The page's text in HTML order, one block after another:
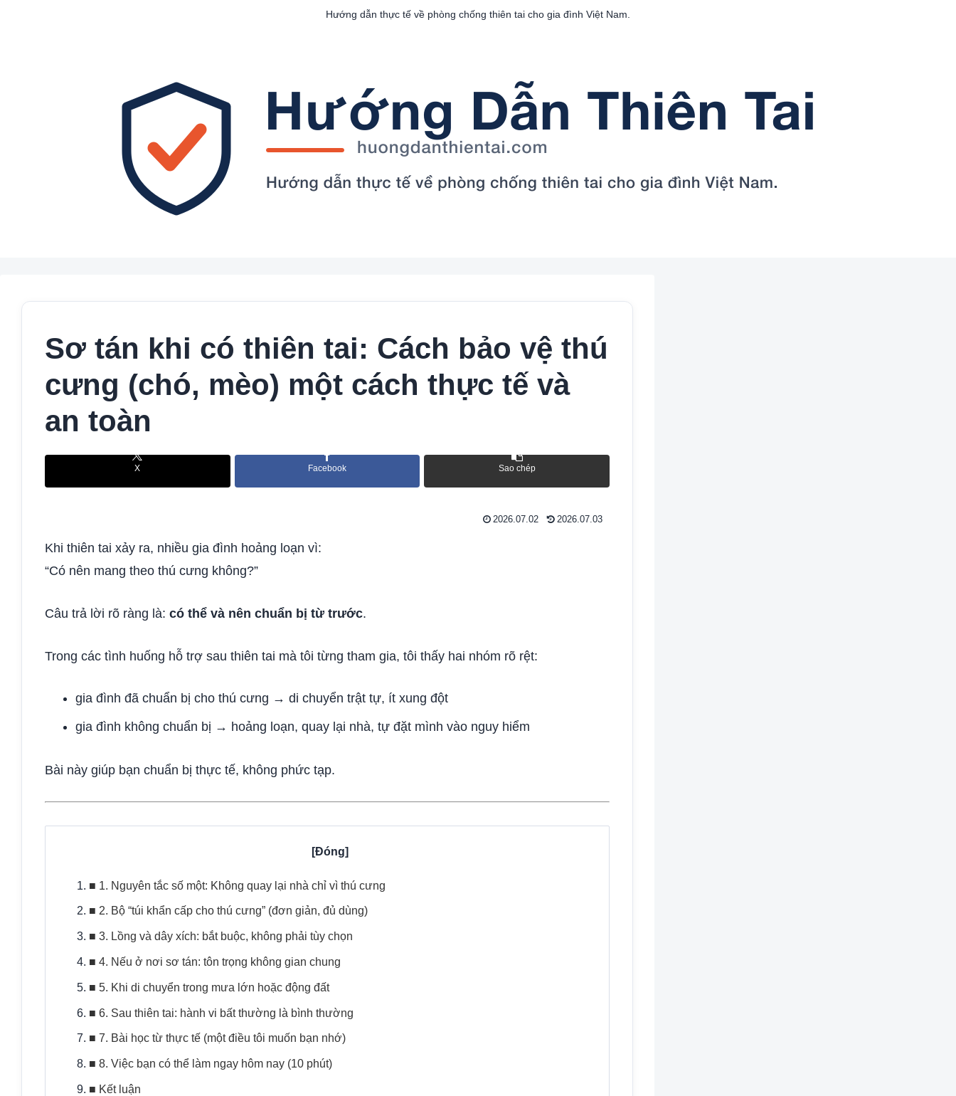
Hướng dẫn thực tế về phòng chống thiên tai cho gia đình Việt Nam.
Sơ tán khi có thiên tai: Cách bảo vệ thú
cưng (chó, mèo) một cách thực tế và
an toàn
X Facebook Sao chép
2026.07.02 2026.07.03
Khi thiên tai xảy ra, nhiều gia đình hoảng loạn vì:
“Có nên mang theo thú cưng không?”
Câu trả lời rõ ràng là: có thể và nên chuẩn bị từ trước.
Trong các tình huống hỗ trợ sau thiên tai mà tôi từng tham gia, tôi thấy hai nhóm rõ rệt:
gia đình đã chuẩn bị cho thú cưng → di chuyển trật tự, ít xung đột
gia đình không chuẩn bị → hoảng loạn, quay lại nhà, tự đặt mình vào nguy hiểm
Bài này giúp bạn chuẩn bị thực tế, không phức tạp.
■ 1. Nguyên tắc số một: Không quay lại nhà chỉ vì thú cưng
■ 2. Bộ “túi khẩn cấp cho thú cưng” (đơn giản, đủ dùng)
■ 3. Lồng và dây xích: bắt buộc, không phải tùy chọn
■ 4. Nếu ở nơi sơ tán: tôn trọng không gian chung
■ 5. Khi di chuyển trong mưa lớn hoặc động đất
■ 6. Sau thiên tai: hành vi bất thường là bình thường
■ 7. Bài học từ thực tế (một điều tôi muốn bạn nhớ)
■ 8. Việc bạn có thể làm ngay hôm nay (10 phút)
■ Kết luận